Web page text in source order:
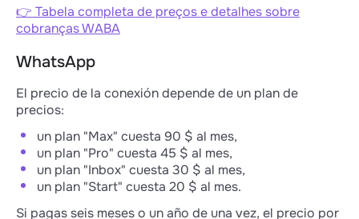
👉 Tabela completa de preços e detalhes sobre
cobranças WABA
WhatsApp
El precio de la conexión depende de un plan de
precios:
un plan "Max" cuesta 90 $ al mes,
un plan "Pro" cuesta 45 $ al mes,
un plan "Inbox" cuesta 30 $ al mes,
un plan "Start" cuesta 20 $ al mes.
Si pagas seis meses o un año de una vez, el precio por